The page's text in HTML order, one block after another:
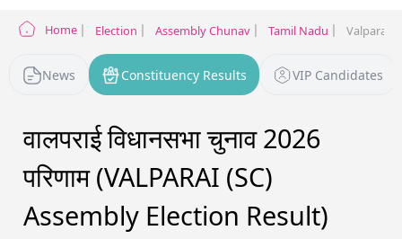
Home Election Assembly Chunav Tamil Nadu Valparai
News Constituency Results VIP Candidates
वालपराई विधानसभा चुनाव 2026
परिणाम (VALPARAI (SC)
Assembly Election Result)